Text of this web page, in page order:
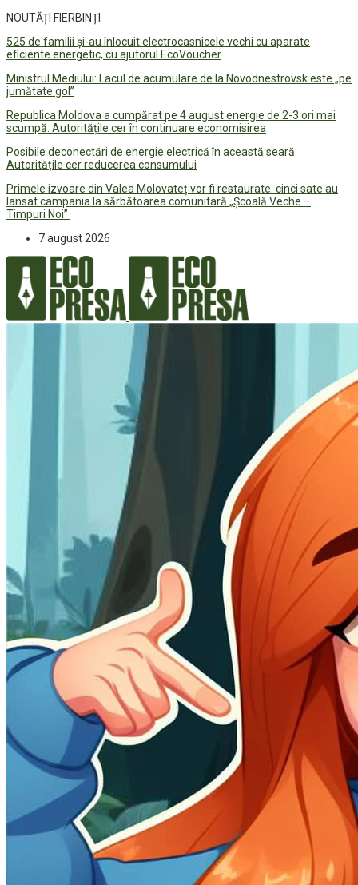
NOUTĂȚI FIERBINȚI
525 de familii și-au înlocuit electrocasnicele vechi cu aparate
eficiente energetic, cu ajutorul EcoVoucher
Ministrul Mediului: Lacul de acumulare de la Novodnestrovsk este „pe
jumătate gol”
Republica Moldova a cumpărat pe 4 august energie de 2-3 ori mai
scumpă. Autoritățile cer în continuare economisirea
Posibile deconectări de energie electrică în această seară.
Autoritățile cer reducerea consumului
Primele izvoare din Valea Molovateț vor fi restaurate: cinci sate au
lansat campania la sărbătoarea comunitară „Școală Veche –
Timpuri Noi”
7 august 2026